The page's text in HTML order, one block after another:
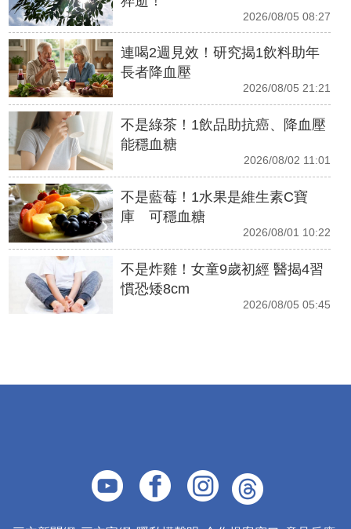
2026/08/05 08:27
連喝2週見效！研究揭1飲料助年
長者降血壓
2026/08/05 21:21
不是綠茶！1飲品助抗癌、降血壓
能穩血糖
2026/08/02 11:01
不是藍莓！1水果是維生素C寶
庫 可穩血糖
2026/08/01 10:22
不是炸雞！女童9歲初經 醫揭4習
慣恐矮8cm
2026/08/05 05:45